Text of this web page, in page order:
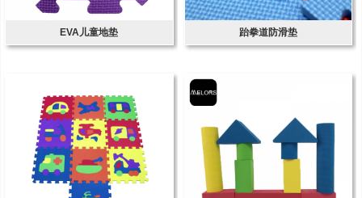
EVA儿童地垫 跆拳道防滑垫